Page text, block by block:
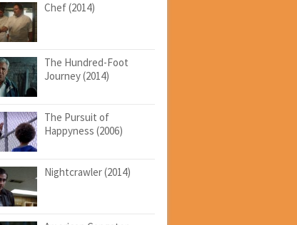
Chef (2014)
The Hundred-Foot
Journey (2014)
The Pursuit of
Happyness (2006)
Nightcrawler (2014)